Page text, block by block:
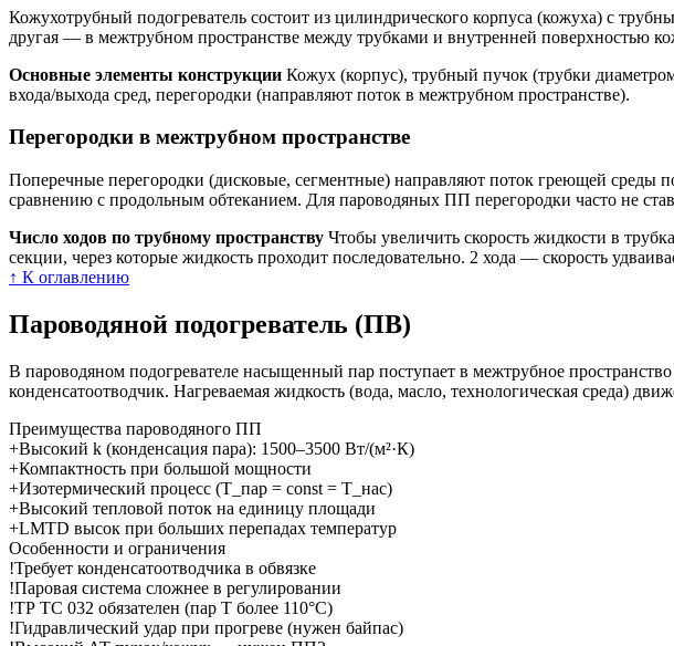
Кожухотрубный подогреватель состоит из цилиндрического корпуса (кожуха) с
другая — в межтрубном пространстве между трубками и внутренней поверхностью
Основные элементы конструкции Кожух (корпус), трубный пучок (трубки
входа/выхода сред, перегородки (направляют поток в межтрубном пространстве).
Перегородки в межтрубном пространстве
Поперечные перегородки (дисковые, сегментные) направляют поток греющей среды
сравнению с продольным обтеканием. Для пароводяных ПП перегородки часто не
Число ходов по трубному пространству Чтобы увеличить скорость жидкости в
секции, через которые жидкость проходит последовательно. 2 хода — скорость
↑ К оглавлению
Пароводяной подогреватель (ПВ)
В пароводяном подогревателе насыщенный пар поступает в межтрубное
конденсатоотводчик. Нагреваемая жидкость (вода, масло, технологическая среда)
Преимущества пароводяного ПП
+Высокий k (конденсация пара): 1500–3500 Вт/(м²·К)
+Компактность при большой мощности
+Изотермический процесс (T_пар = const = T_нас)
+Высокий тепловой поток на единицу площади
+LMTD высок при больших перепадах температур
Особенности и ограничения
!Требует конденсатоотводчика в обвязке
!Паровая система сложнее в регулировании
!ТР ТС 032 обязателен (пар T более 110°C)
!Гидравлический удар при прогреве (нужен байпас)